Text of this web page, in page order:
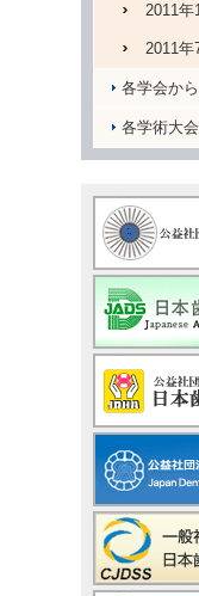
2011年
2011年
各学会か
各学術大